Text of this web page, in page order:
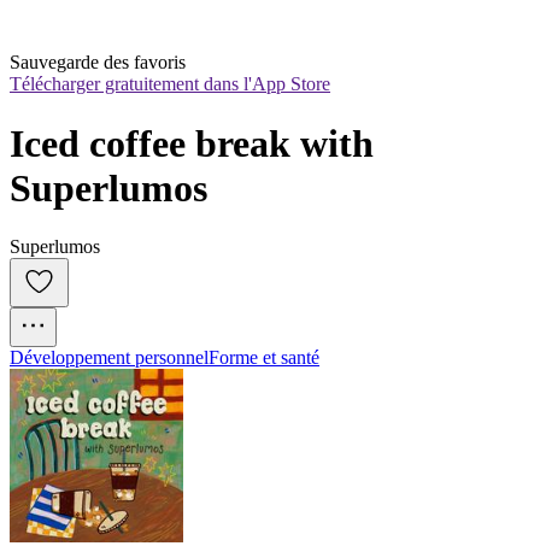
Sauvegarde des favoris
Télécharger gratuitement dans l'App Store
Iced coffee break with
Superlumos
Superlumos
Développement personnelForme et santé